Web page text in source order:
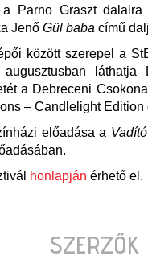
a Parno Graszt
Jenő Gül baba című
között szerepel a
láthatja
a Debreceni
– Candlelight Edition
előadása a
honlapján érhető el.
SZERZŐK